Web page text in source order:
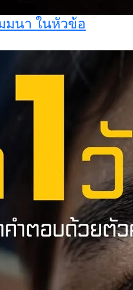
มนา ในหัวข้อ